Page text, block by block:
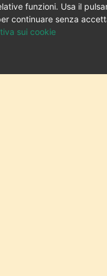
funzioni. Usa il
continuare senza
sui cookie